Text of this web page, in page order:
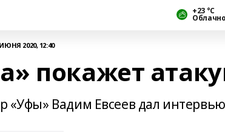
+23 °С
Облачно
2020, 12:40
покажет
«Уфы» Вадим Евсеев дал